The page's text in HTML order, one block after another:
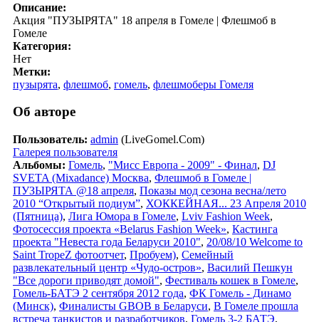
Описание:
Акция "ПУЗЫРЯТА" 18 апреля в Гомеле | Флешмоб в
Гомеле
Категория:
Нет
Метки:
пузырята, флешмоб, гомель, флешмоберы Гомеля
Об авторе
Пользователь: admin (LiveGomel.Com)
Галерея пользователя
Альбомы: Гомель, "Мисс Европа - 2009" - Финал, DJ
SVETA (Mixadance) Москва, Флешмоб в Гомеле |
ПУЗЫРЯТА @18 апреля, Показы мод сезона весна/лето
2010 “Открытый подиум”, ХОККЕЙНАЯ... 23 Апреля 2010
(Пятница), Лига Юмора в Гомеле, Lviv Fashion Week,
Фотосессия проекта «Belarus Fashion Week», Кастинга
проекта "Невеста года Беларуси 2010", 20/08/10 Welcome to
Saint TropeZ фотоотчет, Пробуем), Семейный
развлекательный центр «Чудо-остров», Василий Пешкун
"Все дороги приводят домой", Фестиваль кошек в Гомеле,
Гомель-БАТЭ 2 сентября 2012 года, ФК Гомель - Динамо
(Минск), Финалисты GBOB в Беларуси, В Гомеле прошла
встреча танкистов и разработчиков, Гомель 3-2 БАТЭ,